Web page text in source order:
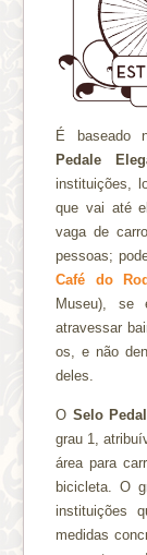
É baseado
Pedale
instituições,
que vai até
vaga de
pessoas;
Café do
Museu), se
atravessar
os, e não
deles.
O Selo
grau 1,
área para
bicicleta. O
instituições
medidas